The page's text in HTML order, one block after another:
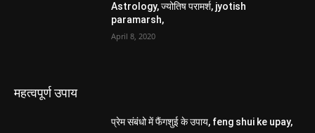
Astrology, ज्योतिष परामर्श, jyotish
paramarsh,
April 8, 2020
महत्वपूर्ण उपाय
प्रेम संबंधो में फैंगशुई के उपाय, feng shui ke upay,